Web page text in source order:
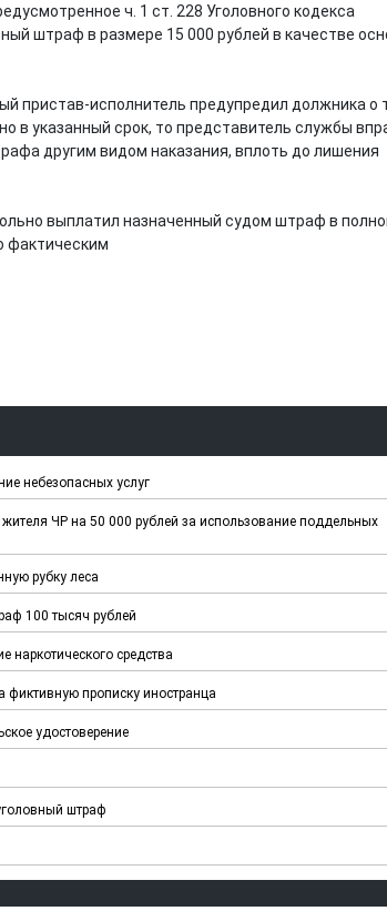
ч. 1 ст. 228 Уголовного кодекса
штраф в размере 15 000 рублей в качестве
пристав-исполнитель предупредил должника о
в указанный срок, то представитель службы
другим видом наказания, вплоть до лишения
выплатил назначенный судом штраф в
фактическим
небезопасных услуг
ЧР на 50 000 рублей за использование поддельных
рубку леса
100 тысяч рублей
средства
прописку иностранца
удостоверение
штраф
ЧЕЧНЯ. Обарг Варин
илли
ЧЕЧНЯ.